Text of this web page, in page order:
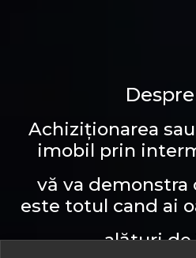
Achiziționarea
imobil prin
vă va
este totul cand ai
alături de